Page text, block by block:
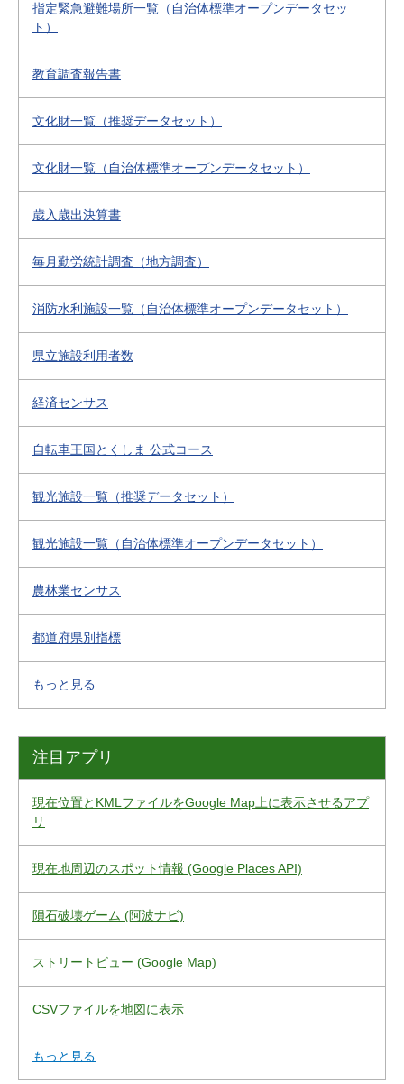
指定緊急避難場所一覧（自治体標準オープンデータセッ
ト）
教育調査報告書
文化財一覧（推奨データセット）
文化財一覧（自治体標準オープンデータセット）
歳入歳出決算書
毎月勤労統計調査（地方調査）
消防水利施設一覧（自治体標準オープンデータセット）
県立施設利用者数
経済センサス
自転車王国とくしま 公式コース
観光施設一覧（推奨データセット）
観光施設一覧（自治体標準オープンデータセット）
農林業センサス
都道府県別指標
もっと見る
注目アプリ
現在位置とKMLファイルをGoogle Map上に表示させるアプ
リ
現在地周辺のスポット情報 (Google Places API)
隕石破壊ゲーム (阿波ナビ)
ストリートビュー (Google Map)
CSVファイルを地図に表示
もっと見る